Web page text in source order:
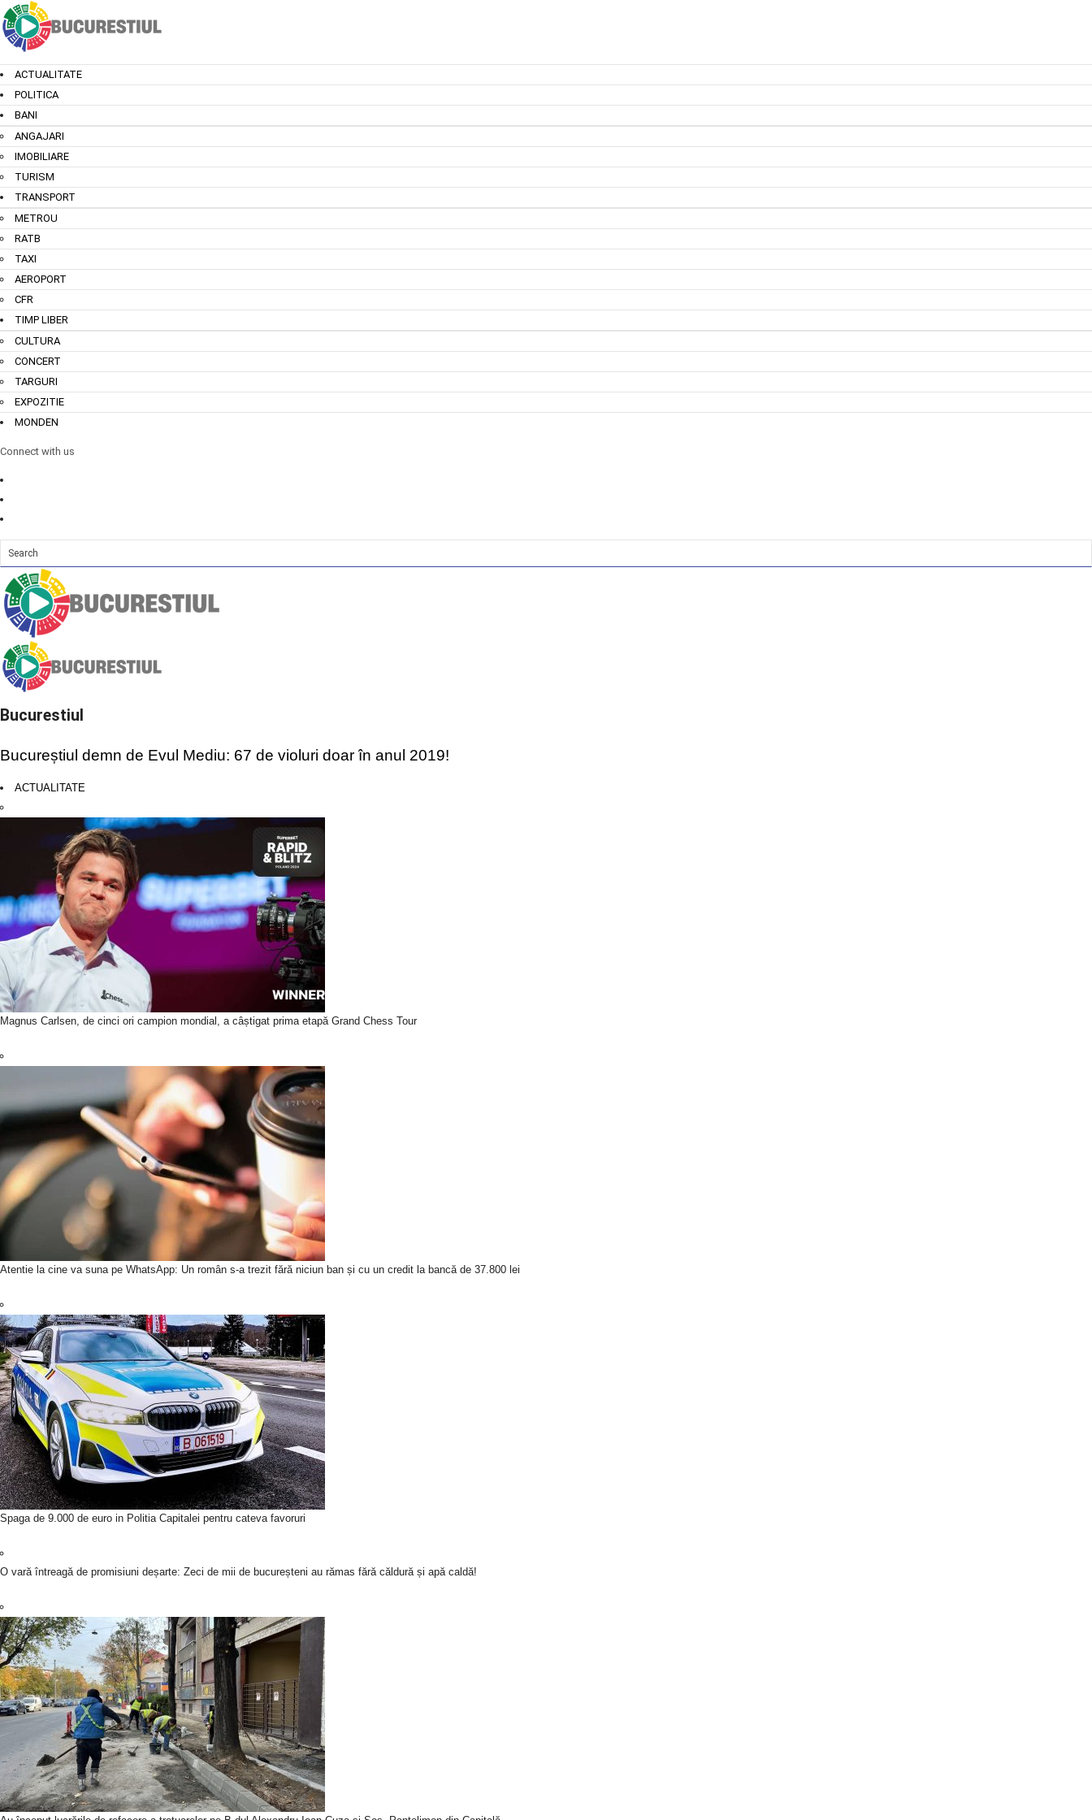
ACTUALITATE
POLITICA
BANI
ANGAJARI
IMOBILIARE
TURISM
TRANSPORT
METROU
RATB
TAXI
AEROPORT
CFR
TIMP LIBER
CULTURA
CONCERT
TARGURI
EXPOZITIE
MONDEN
Connect with us
Bucurestiul
Bucureștiul demn de Evul Mediu: 67 de violuri doar în anul 2019!
ACTUALITATE
Magnus Carlsen, de cinci ori campion mondial, a câștigat prima etapă Grand Chess Tour
Atentie la cine va suna pe WhatsApp: Un român s-a trezit fără niciun ban și cu un credit la bancă de 37.800 lei
Spaga de 9.000 de euro in Politia Capitalei pentru cateva favoruri
O vară întreagă de promisiuni deșarte: Zeci de mii de bucureșteni au rămas fără căldură și apă caldă!